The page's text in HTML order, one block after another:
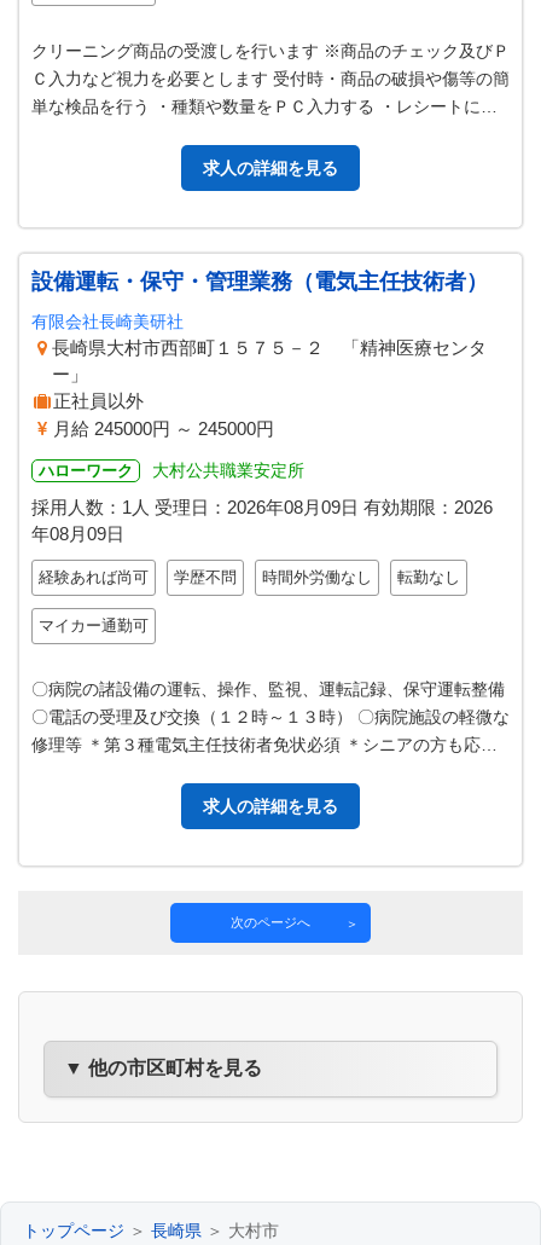
クリーニング商品の受渡しを行います ※商品のチェック及びＰ
Ｃ入力など視力を必要とします 受付時・商品の破損や傷等の簡
単な検品を行う ・種類や数量をＰＣ入力する ・レシートに記
求人の詳細を見る
設備運転・保守・管理業務（電気主任技術者）
有限会社長崎美研社
長崎県大村市西部町１５７５－２ 「精神医療センタ
ー」
正社員以外
月給 245000円 ～ 245000円
ハローワーク 大村公共職業安定所
採用人数：1人 受理日： 2026年08月09日 有効期限： 2026
年08月09日
経験あれば尚可 学歴不問 時間外労働なし 転勤なし
マイカー通勤可
〇病院の諸設備の運転、操作、監視、運転記録、保守運転整備
〇電話の受理及び交換（１２時～１３時） 〇病院施設の軽微な
修理等 ＊第３種電気主任技術者免状必須 ＊シニアの方も応募
求人の詳細を見る
次のページへ
▼ 他の市区町村を見る
トップページ ＞ 長崎県 ＞ 大村市